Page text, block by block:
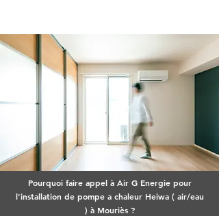
Pourquoi faire appel à Air G Energie pour
l'installation de pompe a chaleur Heiwa ( air/eau
) à Mouriès ?